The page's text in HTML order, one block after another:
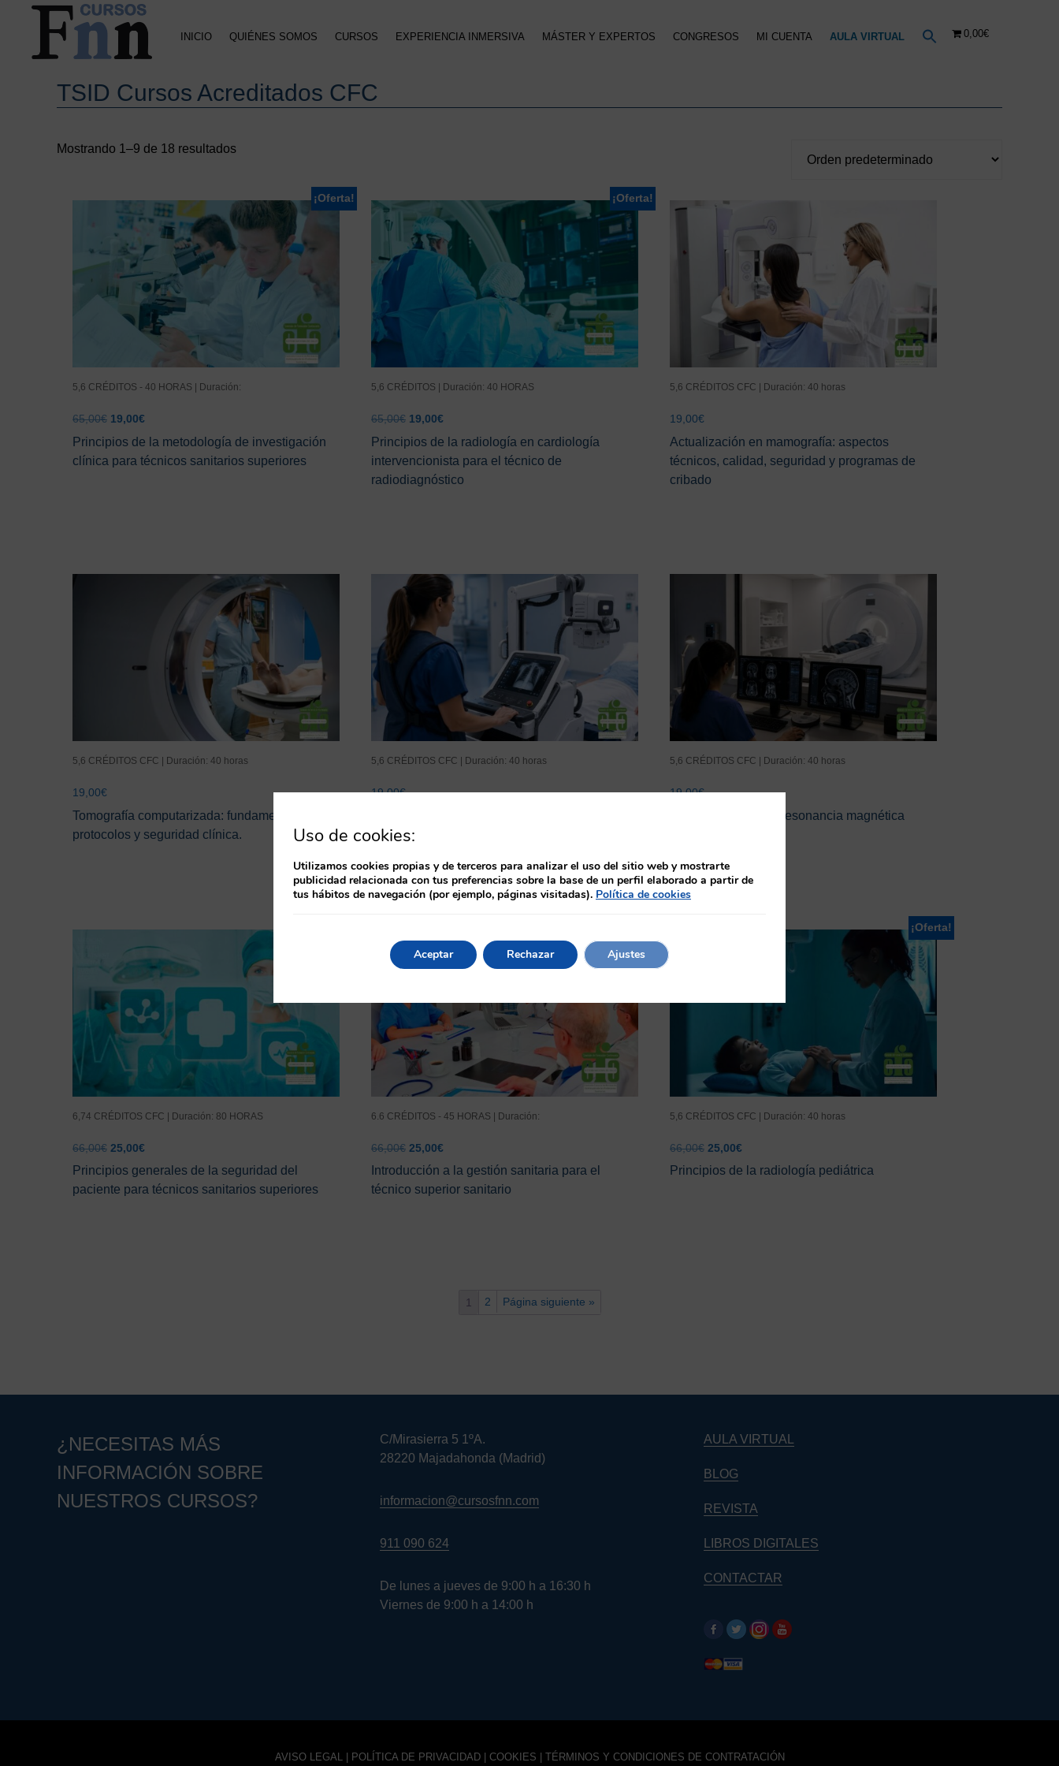
Saltar
Saltar
FNN
cursos
INICIO QUIÉNES SOMOS CURSOS EXPERIENCIA INMERSIVA MÁSTER Y EXPERTOS CONGRESOS MI CUENTA AULA VIRTUAL 0,00€
TSID Cursos Acreditados CFC
Mostrando 1–9 de 18 resultados
¡Oferta!
5,6 CRÉDITOS - 40 HORAS | Duración:
65,00€ El
original
era:
19,00€El
actual
es:
Principios de la metodología de investigación
clínica para técnicos sanitarios superiores
¡Oferta!
5,6 CRÉDITOS | Duración: 40 HORAS
65,00€ El
original
era:
65,00€.
19,00€El
actual
es:
19,00€.
Principios de la radiología en cardiología
intervencionista para el técnico de
radiodiagnóstico
5,6 CRÉDITOS CFC | Duración: 40 horas
19,00€
Actualización en mamografía: aspectos
técnicos, calidad, seguridad y programas de
cribado
5,6 CRÉDITOS CFC | Duración: 40 horas
19,00€
Tomografía computarizada: fundamentos,
protocolos y seguridad clínica.
5,6 CRÉDITOS CFC | Duración: 40 horas
19,00€
5,6 CRÉDITOS CFC | Duración: 40 horas
19,00€
Fundamentos de la resonancia magnética
6,74 CRÉDITOS CFC | Duración: 80 HORAS
66,00€ El
precio
original
era:
25,00€El
precio
actual
es:
Principios generales de la seguridad del
paciente para técnicos sanitarios superiores
6.6 CRÉDITOS - 45 HORAS | Duración:
66,00€ El
precio
original
era:
25,00€El
precio
actual
es:
Introducción a la gestión sanitaria para el
técnico superior sanitario
¡Oferta!
5,6 CRÉDITOS CFC | Duración: 40 horas
66,00€ El
precio
original
25,00€El
precio
actual
Principios de la radiología pediátrica
1 2 Página siguiente »
¿NECESITAS MÁS
INFORMACIÓN SOBRE
NUESTROS CURSOS?
C/Mirasierra 5 1ºA.
28220 Majadahonda (Madrid)
informacion@cursosfnn.com
911 090 624
De lunes a jueves de 9:00 h a 16:30 h
Viernes de 9:00 h a 14:00 h
AULA VIRTUAL
BLOG
REVISTA
LIBROS DIGITALES
CONTACTAR
AVISO LEGAL| POLÍTICA DE PRIVACIDAD| COOKIES TÉRMINOS Y CONDICIONES DE CONTRATACIÓN
Uso de cookies:
Utilizamos cookies propias y de terceros para analizar el uso del sitio web y mostrarte
publicidad relacionada con tus preferencias sobre la base de un perfil elaborado a partir de
tus hábitos de navegación (por ejemplo, páginas visitadas). Política de cookies
Aceptar Rechazar Ajustes